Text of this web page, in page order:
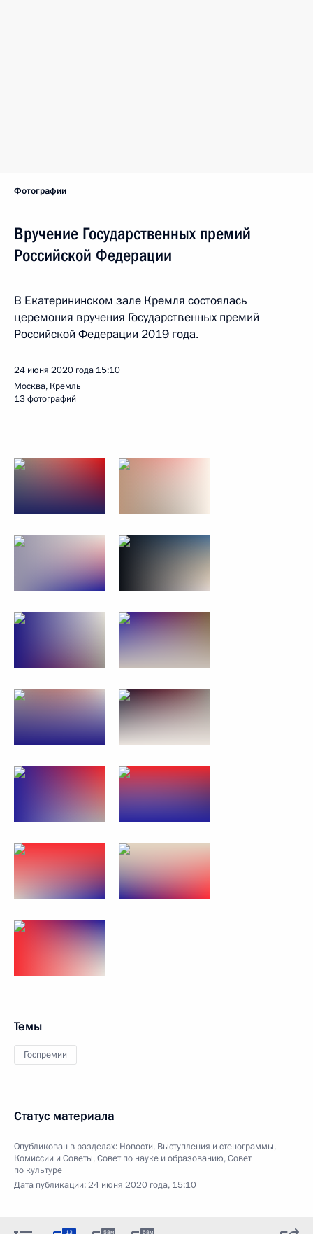
Фотографии
Вручение Государственных премий
Российской Федерации
В Екатерининском зале Кремля состоялась
церемония вручения Государственных премий
Российской Федерации 2019 года.
24 июня 2020 года 15:10
Москва, Кремль
13 фотографий
Темы
Госпремии
Статус материала
Опубликован в разделах: Новости, Выступления и стенограммы,
Комиссии и Советы,Совет по науке и образованию,Совет
по культуре
Дата публикации:24 июня 2020 года, 15:10
13 58м 58м